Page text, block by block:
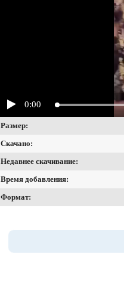
0:00
Размер:
Скачано:
Недавнее скачивание:
Время добавления:
Формат: